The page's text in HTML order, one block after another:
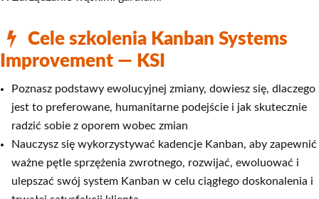
Cele szkolenia Kanban Systems
Improvement — KSI
Poznasz podstawy ewolucyjnej zmiany, dowiesz się, dlaczego
jest to preferowane, humanitarne podejście i jak skutecznie
radzić sobie z oporem wobec zmian
Nauczysz się wykorzystywać kadencje Kanban, aby zapewnić
ważne pętle sprzężenia zwrotnego, rozwijać, ewoluować i
ulepszać swój system Kanban w celu ciągłego doskonalenia i